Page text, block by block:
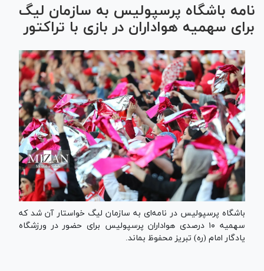
نامه باشگاه پرسپولیس به سازمان لیگ
برای سهمیه هواداران در بازی با تراکتور
باشگاه پرسپولیس در نامه‌ای به سازمان لیگ خواستار آن شد که
سهمیه ۱۰ درصدی هواداران پرسپولیس برای حضور در ورزشگاه
یادگار امام (ره) تبریز محفوظ بماند.